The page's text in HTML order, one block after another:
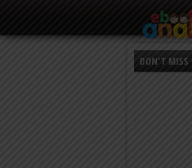
DON'T MISS